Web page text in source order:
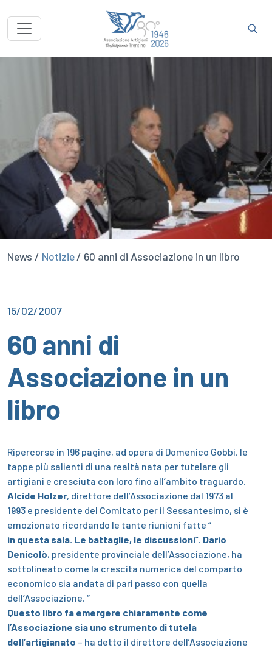
News / Notizie/ 60 anni di Associazione in un libro
15/02/2007
60 anni di
Associazione in un
libro
Ripercorse in 196 pagine, ad opera di Domenico Gobbi, le
tappe più salienti di una realtà nata per tutelare gli
artigiani e cresciuta con loro fino all’ambito traguardo.
Alcide Holzer, direttore dell’Associazione dal 1973 al
1993 e presidente del Comitato per il Sessantesimo, si è
emozionato ricordando le tante riunioni fatte “
in questa sala. Le battaglie, le discussioni”. Dario
Denicolò, presidente provinciale dell’Associazione, ha
sottolineato come la crescita numerica del comparto
economico sia andata di pari passo con quella
dell’Associazione. “
Questo libro fa emergere chiaramente come
l’Associazione sia uno strumento di tutela
dell’artigianato – ha detto il direttore dell’Associazione